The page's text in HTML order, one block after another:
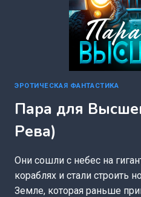
ЭРОТИЧЕСКАЯ ФАНТАСТИКА
Пара для
Рева)
Они сошли с небес на
кораблях и стали строить
Земле, которая раньше